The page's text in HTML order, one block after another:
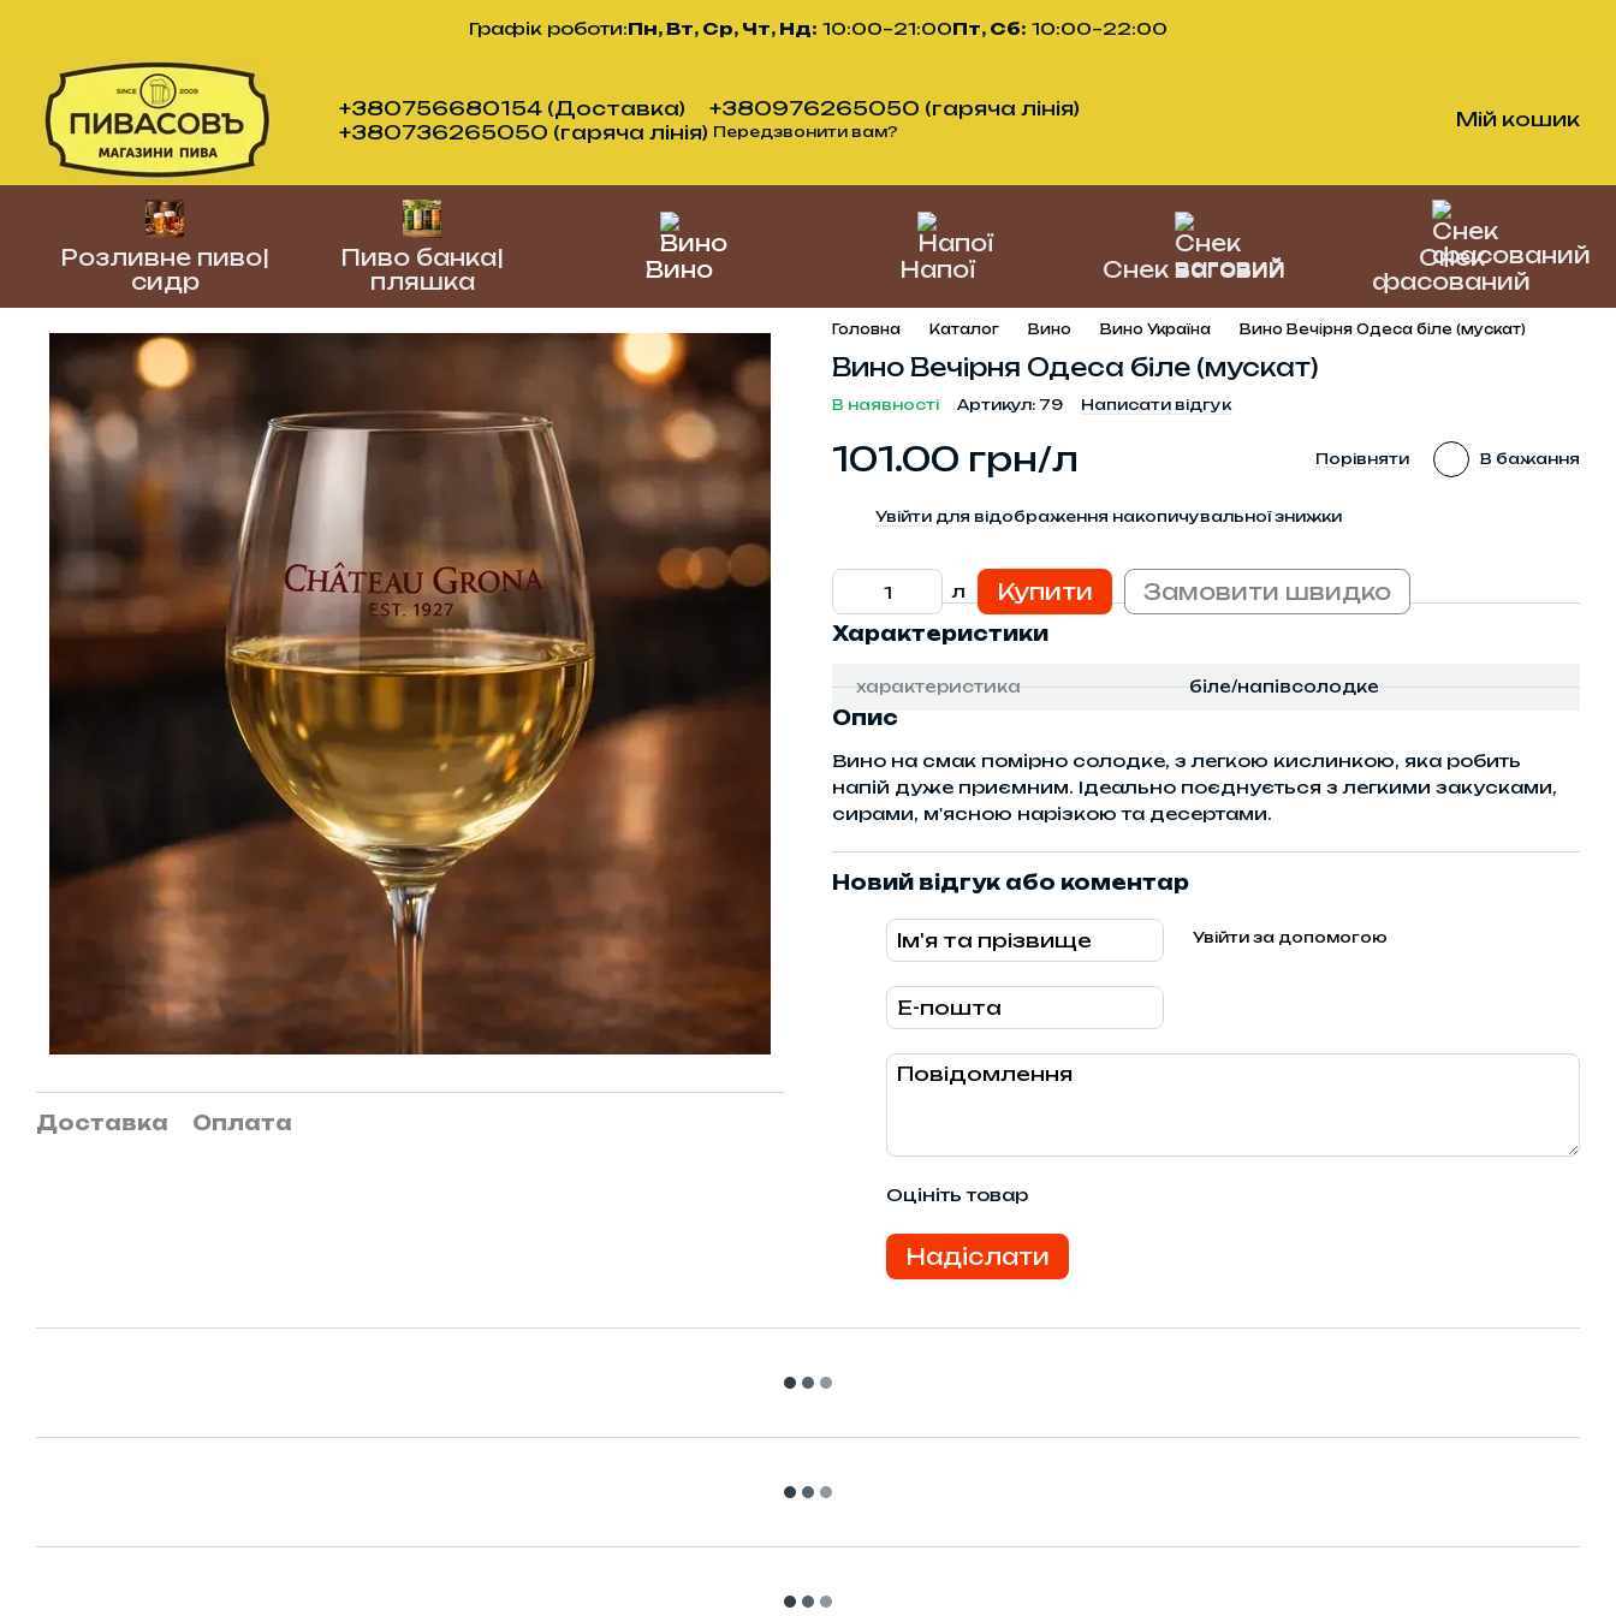
Графік роботи:Пн, Вт, Ср, Чт, Нд: 10:00–21:00Пт, Сб: 10:00–22:00
+380756680154 (Доставка)
+380976265050 (гаряча лінія)
+380736265050 (гаряча лінія) Передзвонити вам?
Мій кошик
Розливне пиво|
сидр
Пиво банка|
пляшка
Вино Напої Снек ваговий
Снек
фасований
Доставка Оплата
Головна Каталог Вино Вино Україна Вино Вечірня Одеса біле (мускат)
Вино Вечірня Одеса біле (мускат)
В наявності Артикул: 79 Написати відгук
101.00 грн/л Порівняти В бажання
Увійти для відображення накопичувальної знижки
л Купити Замовити швидко
Характеристики
характеристика біле/напівсолодке
Опис
Вино на смак помірно солодке, з легкою кислинкою, яка робить
напій дуже приємним. Ідеально поєднується з легкими закусками,
сирами, м'ясною нарізкою та десертами.
Новий відгук або коментар
Увійти за допомогою
Оцініть товар
Надіслати